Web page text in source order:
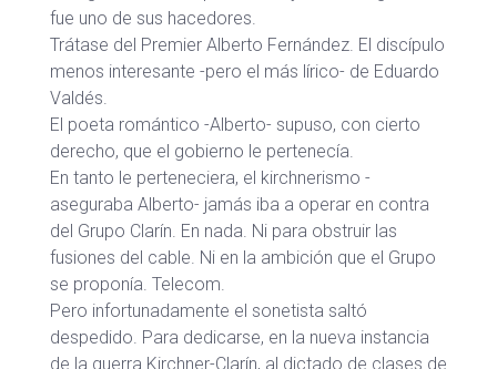
fue uno de sus hacedores.
Trátase del Premier Alberto Fernández. El discípulo
menos interesante -pero el más lírico- de Eduardo
Valdés.
El poeta romántico -Alberto- supuso, con cierto
derecho, que el gobierno le pertenecía.
En tanto le perteneciera, el kirchnerismo -
aseguraba Alberto- jamás iba a operar en contra
del Grupo Clarín. En nada. Ni para obstruir las
fusiones del cable. Ni en la ambición que el Grupo
se proponía. Telecom.
Pero infortunadamente el sonetista saltó
despedido. Para dedicarse, en la nueva instancia
de la guerra Kirchner-Clarín, al dictado de clases de